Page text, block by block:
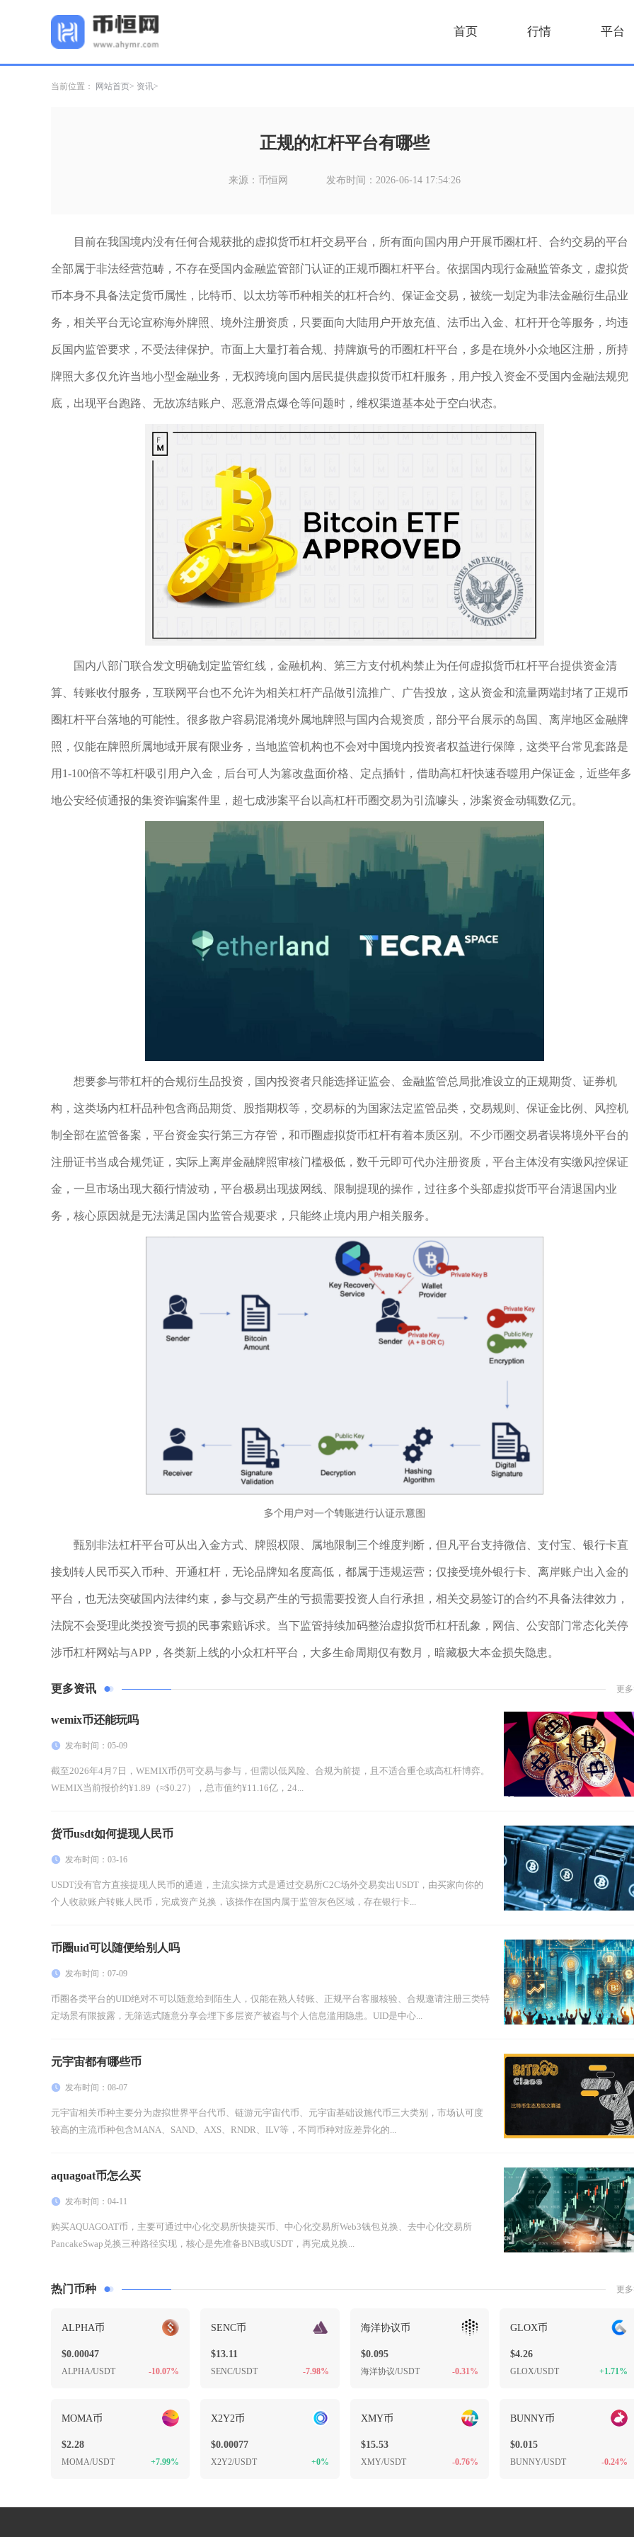
首页 行情 平台
当前位置： 网站首页 资讯
正规的杠杆平台有哪些
来源：币恒网 发布时间：2026-06-14 17:54:26
目前在我国境内没有任何合规获批的虚拟货币杠杆交易平台，所有面向国内用户开展币圈杠杆、合约交易的平台
全部属于非法经营范畴，不存在受国内金融监管部门认证的正规币圈杠杆平台。依据国内现行金融监管条文，虚拟货
币本身不具备法定货币属性，比特币、以太坊等币种相关的杠杆合约、保证金交易，被统一划定为非法金融衍生品业
务，相关平台无论宣称海外牌照、境外注册资质，只要面向大陆用户开放充值、法币出入金、杠杆开仓等服务，均违
反国内监管要求，不受法律保护。市面上大量打着合规、持牌旗号的币圈杠杆平台，多是在境外小众地区注册，所持
牌照大多仅允许当地小型金融业务，无权跨境向国内居民提供虚拟货币杠杆服务，用户投入资金不受国内金融法规兜
底，出现平台跑路、无故冻结账户、恶意滑点爆仓等问题时，维权渠道基本处于空白状态。
国内八部门联合发文明确划定监管红线，金融机构、第三方支付机构禁止为任何虚拟货币杠杆平台提供资金清
算、转账收付服务，互联网平台也不允许为相关杠杆产品做引流推广、广告投放，这从资金和流量两端封堵了正规币
圈杠杆平台落地的可能性。很多散户容易混淆境外属地牌照与国内合规资质，部分平台展示的岛国、离岸地区金融牌
照，仅能在牌照所属地域开展有限业务，当地监管机构也不会对中国境内投资者权益进行保障，这类平台常见套路是
用1-100倍不等杠杆吸引用户入金，后台可人为篡改盘面价格、定点插针，借助高杠杆快速吞噬用户保证金，近些年多
地公安经侦通报的集资诈骗案件里，超七成涉案平台以高杠杆币圈交易为引流噱头，涉案资金动辄数亿元。
想要参与带杠杆的合规衍生品投资，国内投资者只能选择证监会、金融监管总局批准设立的正规期货、证券机
构，这类场内杠杆品种包含商品期货、股指期权等，交易标的为国家法定监管品类，交易规则、保证金比例、风控机
制全部在监管备案，平台资金实行第三方存管，和币圈虚拟货币杠杆有着本质区别。不少币圈交易者误将境外平台的
注册证书当成合规凭证，实际上离岸金融牌照审核门槛极低，数千元即可代办注册资质，平台主体没有实缴风控保证
金，一旦市场出现大额行情波动，平台极易出现拔网线、限制提现的操作，过往多个头部虚拟货币平台清退国内业
务，核心原因就是无法满足国内监管合规要求，只能终止境内用户相关服务。
甄别非法杠杆平台可从出入金方式、牌照权限、属地限制三个维度判断，但凡平台支持微信、支付宝、银行卡直
接划转人民币买入币种、开通杠杆，无论品牌知名度高低，都属于违规运营；仅接受境外银行卡、离岸账户出入金的
平台，也无法突破国内法律约束，参与交易产生的亏损需要投资人自行承担，相关交易签订的合约不具备法律效力，
法院不会受理此类投资亏损的民事索赔诉求。当下监管持续加码整治虚拟货币杠杆乱象，网信、公安部门常态化关停
涉币杠杆网站与APP，各类新上线的小众杠杆平台，大多生命周期仅有数月，暗藏极大本金损失隐患。
更多资讯 更
wemix币还能玩吗
发布时间：05-09
截至2026年4月7日，WEMIX币仍可交易与参与，但需以低风险、合规为前提，且不适合重仓或高杠杆博弈。
WEMIX当前报价约¥1.89（≈$0.27），总市值约¥11.16亿，24...
货币usdt如何提现人民币
发布时间：03-16
USDT没有官方直接提现人民币的通道，主流实操方式是通过交易所C2C场外交易卖出USDT，由买家向你的
个人收款账户转账人民币，完成资产兑换，该操作在国内属于监管灰色区域，存在银行卡...
币圈uid可以随便给别人吗
发布时间：07-09
币圈各类平台的UID绝对不可以随意给到陌生人，仅能在熟人转账、正规平台客服核验、合规邀请注册三类特
定场景有限披露，无筛选式随意分享会埋下多层资产被盗与个人信息滥用隐患。UID是中心...
元宇宙都有哪些币
发布时间：08-07
元宇宙相关币种主要分为虚拟世界平台代币、链游元宇宙代币、元宇宙基础设施代币三大类别，市场认可度
较高的主流币种包含MANA、SAND、AXS、RNDR、ILV等，不同币种对应差异化的...
aquagoat币怎么买
发布时间：04-11
购买AQUAGOAT币，主要可通过中心化交易所快捷买币、中心化交易所Web3钱包兑换、去中心化交易所
PancakeSwap兑换三种路径实现，核心是先准备BNB或USDT，再完成兑换...
热门币种 更
ALPHA币
$0.00047
ALPHA/USDT -10.07%
SENC币
$13.11
SENC/USDT -7.98%
海洋协议币
$0.095
海洋协议/USDT -0.31%
GLOX币
$4.26
GLOX/USDT +1.71%
MOMA币
$2.28
MOMA/USDT +7.99%
X2Y2币
$0.00077
X2Y2/USDT +0%
XMY币
$15.53
XMY/USDT -0.76%
BUNNY币
$0.015
BUNNY/USDT -0.24%